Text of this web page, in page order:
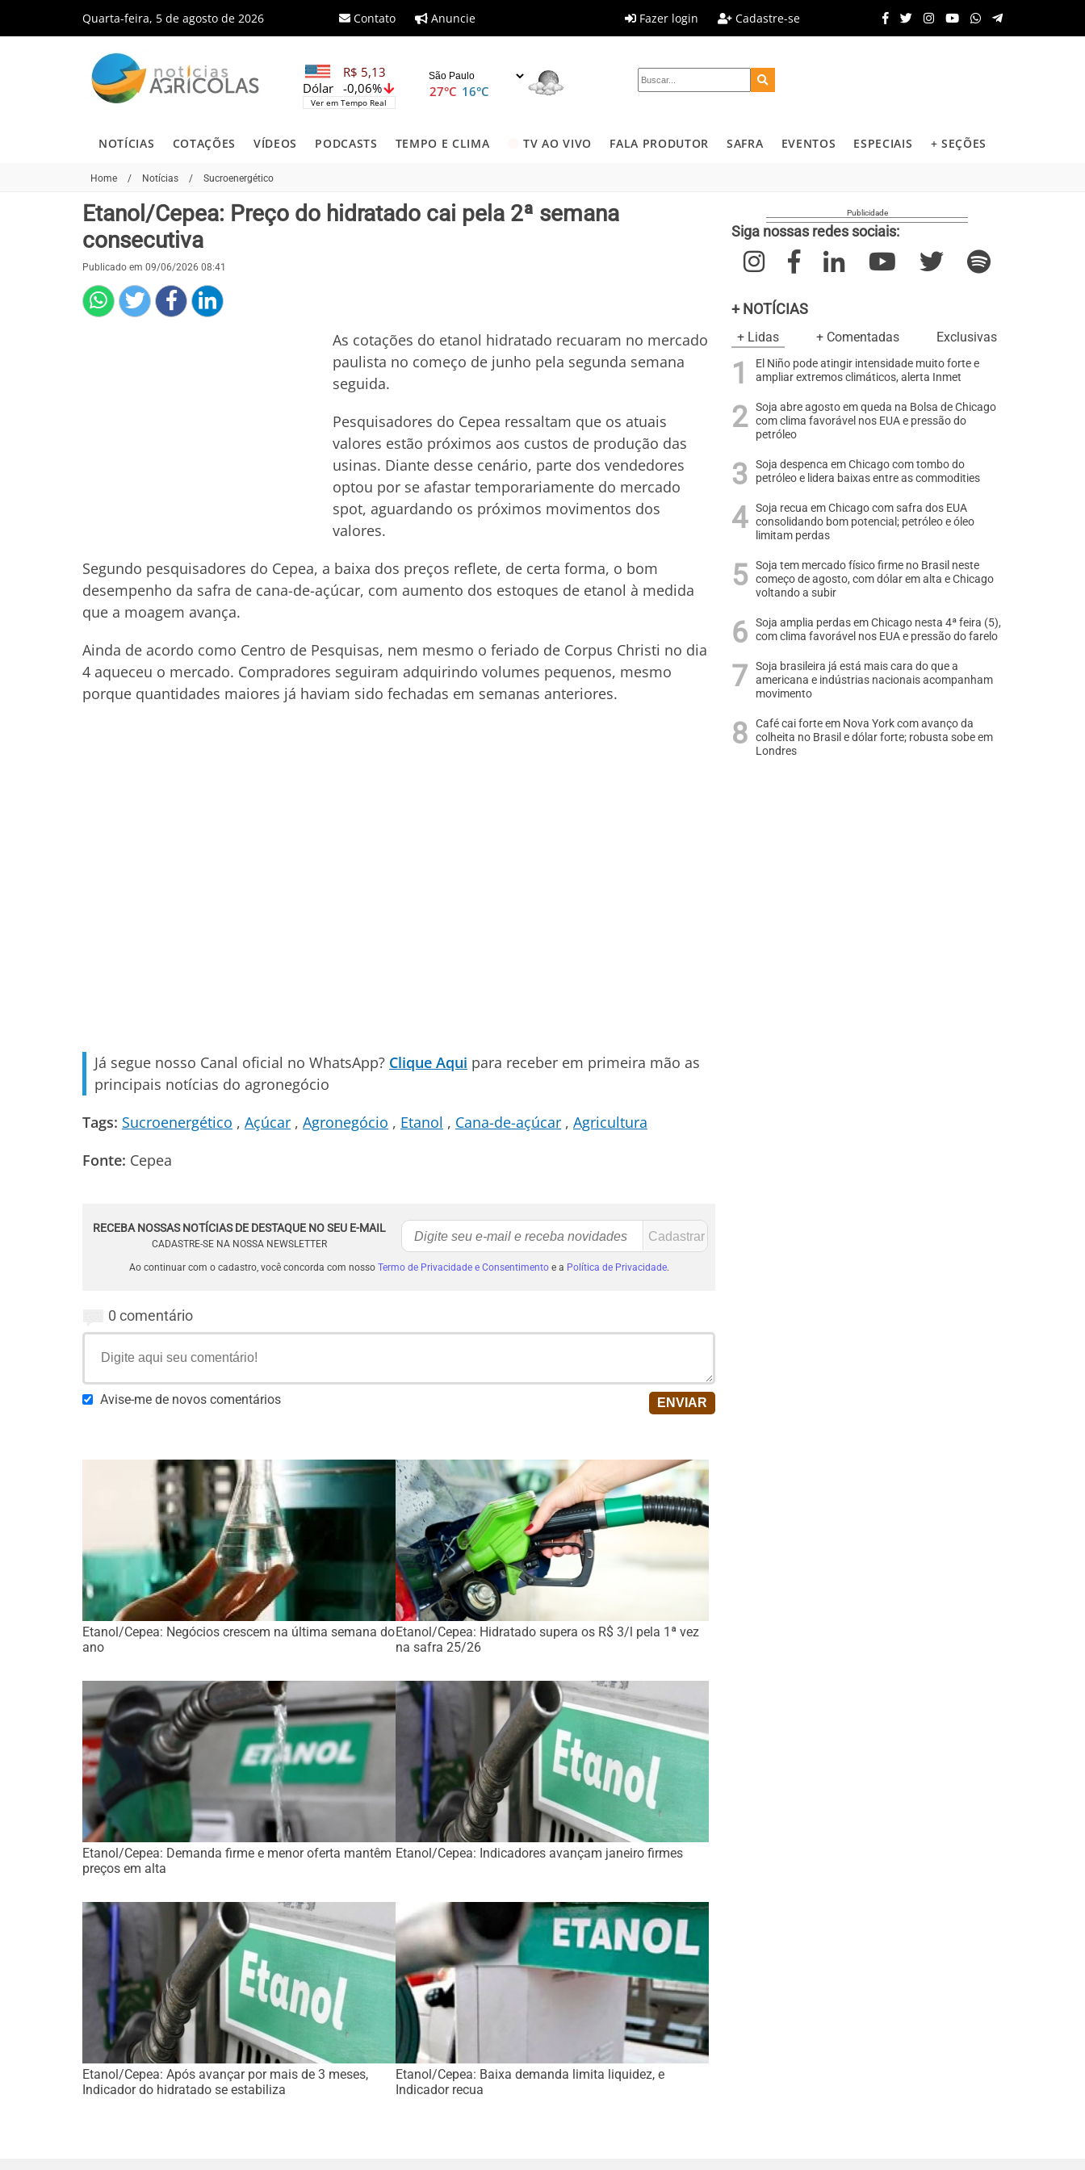
Quarta-feira, 5 de agosto de 2026 Contato Anuncie Fazer login Cadastre-se
R$ 5,13
-0,06%
Dólar
Ver em Tempo Real
27°C 16°C
NOTÍCIAS COTAÇÕES VÍDEOS PODCASTS TEMPO E CLIMA TV AO VIVO FALA PRODUTOR SAFRA EVENTOS ESPECIAIS + SEÇÕES
Home / Notícias / Sucroenergético
Etanol/Cepea: Preço do hidratado cai pela 2ª semana
consecutiva
Publicado em 09/06/2026 08:41
As cotações do etanol hidratado recuaram no mercado
paulista no começo de junho pela segunda semana
seguida.
Pesquisadores do Cepea ressaltam que os atuais
valores estão próximos aos custos de produção das
usinas. Diante desse cenário, parte dos vendedores
optou por se afastar temporariamente do mercado
spot, aguardando os próximos movimentos dos
valores.
Segundo pesquisadores do Cepea, a baixa dos preços reflete, de certa forma, o bom
desempenho da safra de cana-de-açúcar, com aumento dos estoques de etanol à medida
que a moagem avança.
Ainda de acordo como Centro de Pesquisas, nem mesmo o feriado de Corpus Christi no dia
4 aqueceu o mercado. Compradores seguiram adquirindo volumes pequenos, mesmo
porque quantidades maiores já haviam sido fechadas em semanas anteriores.
Já segue nosso Canal oficial no WhatsApp? Clique Aqui para receber em primeira mão as
principais notícias do agronegócio
Tags: Sucroenergético Açúcar Agronegócio Etanol Cana-de-açúcar
Agricultura
Fonte: Cepea
RECEBA NOSSAS NOTÍCIAS DE DESTAQUE NO SEU E-MAIL
CADASTRE-SE NA NOSSA NEWSLETTER
Ao continuar com o cadastro, você concorda com nosso Termo de Privacidade e Consentimentoe a Política de Privacidade.
0 comentário
Avise-me de novos comentários
Etanol/Cepea: Negócios crescem na última semana do
ano
Etanol/Cepea: Hidratado supera os R$ 3/l pela 1ª vez
na safra 25/26
Etanol/Cepea: Demanda firme e menor oferta mantêm
preços em alta
Etanol/Cepea: Indicadores avançam janeiro firmes
Etanol/Cepea: Após avançar por mais de 3 meses,
Indicador do hidratado se estabiliza
Etanol/Cepea: Baixa demanda limita liquidez, e
Indicador recua
Siga nossas redes sociais:
+ NOTÍCIAS
+ Lidas + Comentadas Exclusivas
El Niño pode atingir intensidade muito forte e
ampliar extremos climáticos, alerta Inmet
Soja abre agosto em queda na Bolsa de Chicago
com clima favorável nos EUA e pressão do
petróleo
Soja despenca em Chicago com tombo do
petróleo e lidera baixas entre as commodities
Soja recua em Chicago com safra dos EUA
consolidando bom potencial; petróleo e óleo
limitam perdas
Soja tem mercado físico firme no Brasil neste
começo de agosto, com dólar em alta e Chicago
voltando a subir
Soja amplia perdas em Chicago nesta 4ª feira (5),
com clima favorável nos EUA e pressão do farelo
Soja brasileira já está mais cara do que a
americana e indústrias nacionais acompanham
movimento
Café cai forte em Nova York com avanço da
colheita no Brasil e dólar forte; robusta sobe em
Londres